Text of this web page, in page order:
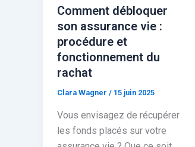
Comment débloquer
son assurance vie :
procédure et
fonctionnement du
rachat
Clara Wagner / 15 juin 2025
Vous envisagez de récupérer
les fonds placés sur votre